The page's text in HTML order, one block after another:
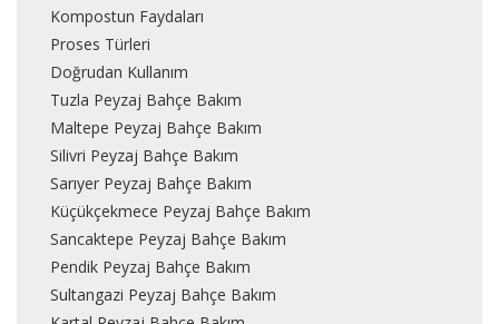
Kompostun Faydaları
Proses Türleri
Doğrudan Kullanım
Tuzla Peyzaj Bahçe Bakım
Maltepe Peyzaj Bahçe Bakım
Silivri Peyzaj Bahçe Bakım
Sarıyer Peyzaj Bahçe Bakım
Küçükçekmece Peyzaj Bahçe Bakım
Sancaktepe Peyzaj Bahçe Bakım
Pendik Peyzaj Bahçe Bakım
Sultangazi Peyzaj Bahçe Bakım